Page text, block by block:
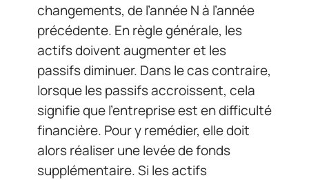
changements, de l’année N à l’année
précédente. En règle générale, les
actifs doivent augmenter et les
passifs diminuer. Dans le cas contraire,
lorsque les passifs accroissent, cela
signifie que l’entreprise est en difficulté
financière. Pour y remédier, elle doit
alors réaliser une levée de fonds
supplémentaire. Si les actifs